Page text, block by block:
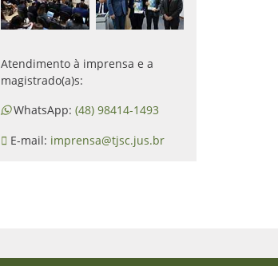
Atendimento à imprensa e a
magistrado(a)s:
WhatsApp: (48) 98414-1493
E-mail: imprensa@tjsc.jus.br